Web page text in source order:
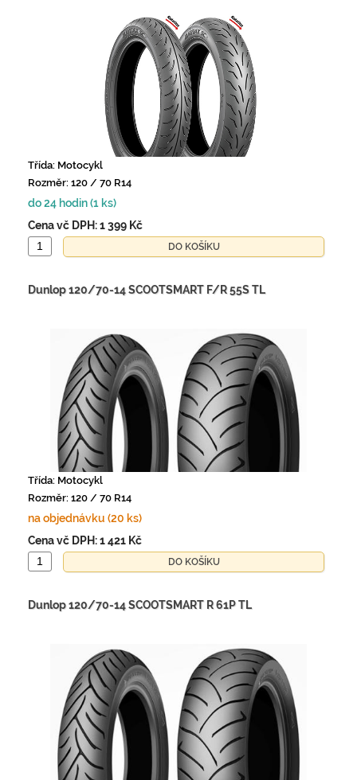
Třída: Motocykl
Rozměr: 120 / 70 R14
do 24 hodin (1 ks)
Cena vč DPH:1 399 Kč
Dunlop 120/70-14 SCOOTSMART F/R 55S TL
Třída: Motocykl
Rozměr: 120 / 70 R14
na objednávku (20 ks)
Cena vč DPH:1 421 Kč
Dunlop 120/70-14 SCOOTSMART R 61P TL